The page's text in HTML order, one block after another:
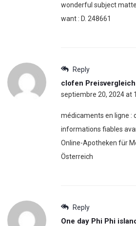
wonderful subject
want : D. 248661
Reply
clofen
septiembre 20, 2024 at
médicaments en ligne :
informations fiables
Online-Apotheken für
Österreich
Reply
One day Phi Phi